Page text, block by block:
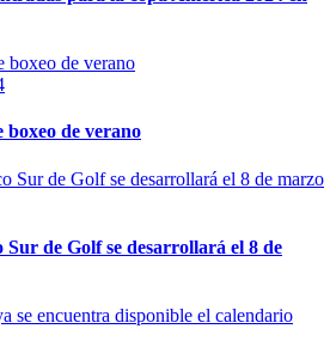
de verano
de Golf se desarrollará el 8 de